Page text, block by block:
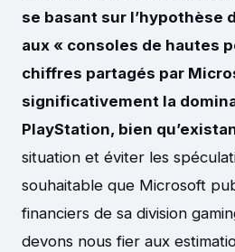
se basant sur l’hypothèse
aux « consoles de hautes
chiffres partagés par
significativement la
PlayStation, bien
situation et éviter les
souhaitable que Microsoft
financiers de sa division
devons nous fier aux